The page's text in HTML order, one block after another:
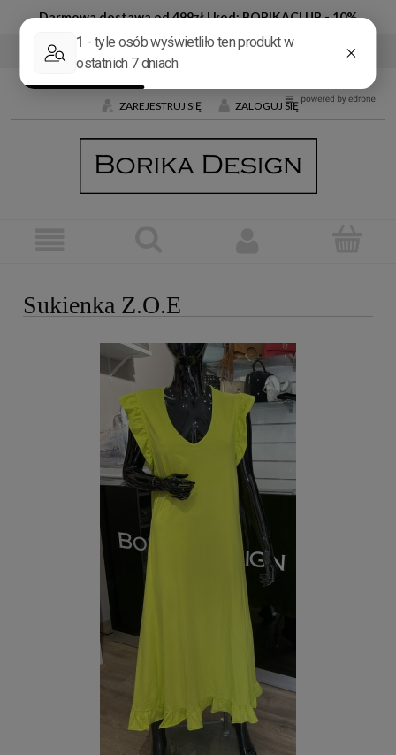
Darmowa dostawa od 499zł | kod: BORIKACLUB - 10%
Tel: +48 600 032 226 E-mail:butik@borika.pl
ZAREJESTRUJ SIĘ ZALOGUJ SIĘ
Sukienka Z.O.E